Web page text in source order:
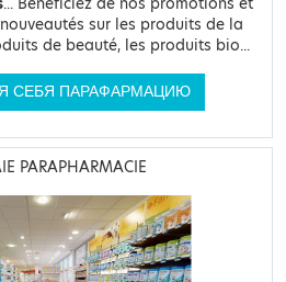
... Bénéficiez de nos promotions et
sur les produits de la
de beauté, les produits bio...
СЕБЯ ПАРАФАРМАЦИЮ
PARAPHARMACIE